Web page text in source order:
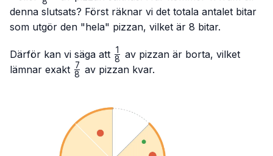
{8}
denna slutsats? Först räknar vi det totala antalet bitar
som utgör den "hela" pizzan, vilket är 8 bitar.
Därför kan vi säga att \frac{1}
{8}
8
1
av pizzan är borta, vilket
lämnar exakt \frac{7}
8
7 av pizzan kvar.